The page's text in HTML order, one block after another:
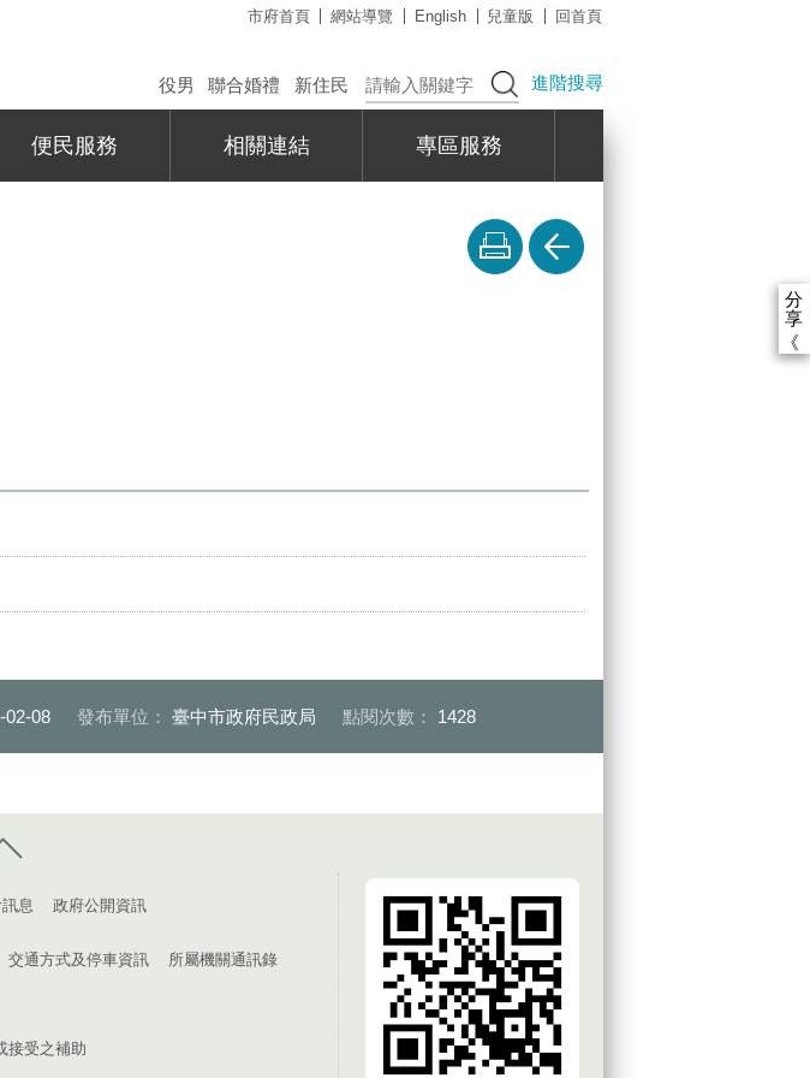
市府首頁 網站導覽 English 兒童版 回首頁
役男 聯合婚禮 新住民 進階搜尋
便民服務 相關連結 專區服務
分
享
《
02-08 發布單位： 臺中市政府民政局 點閱次數： 1428
息 政府公開資訊
交通方式及停車資訊
所屬機關通訊錄
接受之補助